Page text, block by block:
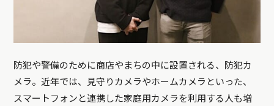
防犯や警備のために商店やまちの中に設置される、防犯カ
メラ。近年では、見守りカメラやホームカメラといった、
スマートフォンと連携した家庭用カメラを利用する人も増